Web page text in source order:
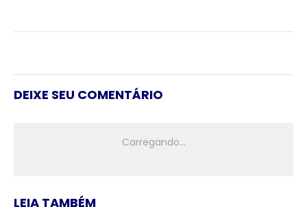
DEIXE SEU COMENTÁRIO
LEIA TAMBÉM